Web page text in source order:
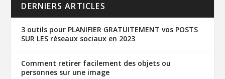
DERNIERS ARTICLES
3 outils pour PLANIFIER GRATUITEMENT vos POSTS
SUR LES réseaux sociaux en 2023
Comment retirer facilement des objets ou
personnes sur une image